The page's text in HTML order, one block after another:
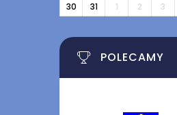
30
31 1 2 3
POLECAMY